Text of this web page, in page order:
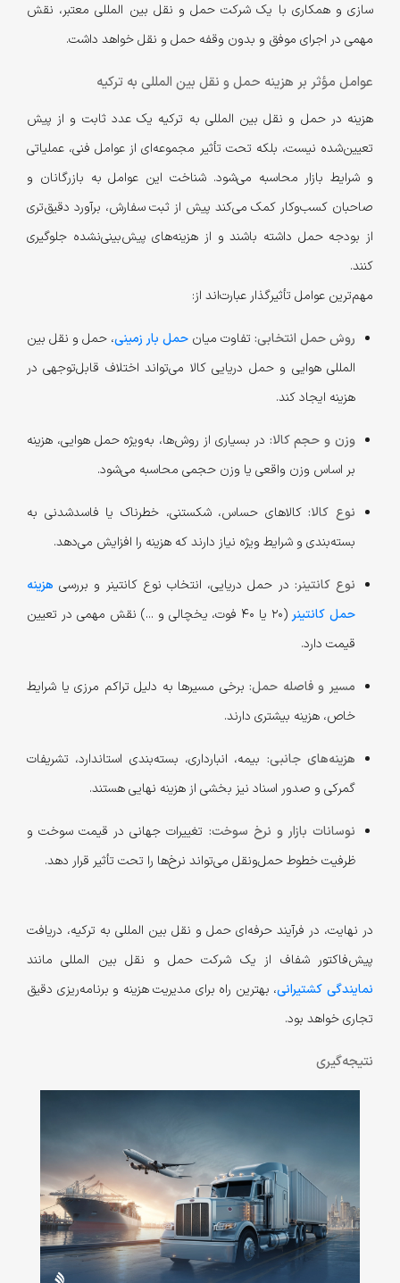
سازی و همکاری با یک شرکت حمل و نقل بین المللی معتبر، نقش
مهمی در اجرای موفق و بدون وقفه حمل‌ و نقل خواهد داشت.
عوامل مؤثر بر هزینه حمل و نقل بین المللی به ترکیه
هزینه در حمل و نقل بین المللی به ترکیه یک عدد ثابت و از پیش
تعیین‌شده نیست، بلکه تحت تأثیر مجموعه‌ای از عوامل فنی، عملیاتی
و شرایط بازار محاسبه می‌شود. شناخت این عوامل به بازرگانان و
صاحبان کسب‌وکار کمک می‌کند پیش از ثبت سفارش، برآورد دقیق‌تری
از بودجه حمل داشته باشند و از هزینه‌های پیش‌بینی‌نشده جلوگیری
کنند.
مهم‌ترین عوامل تأثیرگذار عبارت‌اند از:
روش حمل انتخابی: تفاوت میان حمل بار زمینی، حمل و نقل بین
المللی هوایی و حمل دریایی کالا می‌تواند اختلاف قابل‌توجهی در
هزینه ایجاد کند.
وزن و حجم کالا: در بسیاری از روش‌ها، به‌ویژه حمل هوایی، هزینه
بر اساس وزن واقعی یا وزن حجمی محاسبه می‌شود.
نوع کالا:کالاهای حساس، شکستنی، خطرناک یا فاسدشدنی به
بسته‌بندی و شرایط ویژه نیاز دارند که هزینه را افزایش می‌دهد.
نوع کانتینر: در حمل دریایی، انتخاب نوع کانتینر و بررسی هزینه
حمل کانتینر
(۲۰ یا ۴۰ فوت، یخچالی و ...) نقش مهمی در تعیین
قیمت دارد.
مسیر و فاصله حمل: برخی مسیرها به دلیل تراکم مرزی یا شرایط
خاص، هزینه بیشتری دارند.
هزینه‌های جانبی: بیمه، انبارداری، بسته‌بندی استاندارد، تشریفات
گمرکی و صدور اسناد نیز بخشی از هزینه نهایی هستند.
نوسانات بازار و نرخ سوخت: تغییرات جهانی در قیمت سوخت و
ظرفیت خطوط حمل‌ونقل می‌تواند نرخ‌ها را تحت تأثیر قرار دهد.
در نهایت، در فرآیند حرفه‌ای حمل و نقل بین المللی به ترکیه، دریافت
پیش‌فاکتور شفاف از یک شرکت حمل و نقل بین المللی مانند
نمایندگی کشتیرانی، بهترین راه برای مدیریت هزینه و برنامه‌ریزی دقیق
تجاری خواهد بود.
نتیجه‌گیری